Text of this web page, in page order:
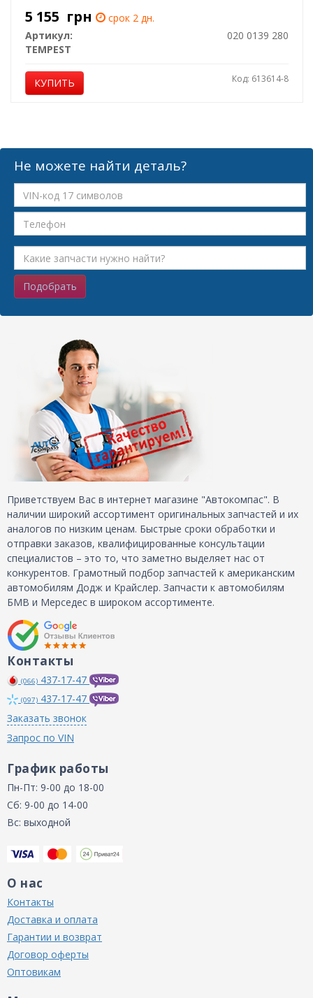
5 155 грн
срок 2 дн.
Артикул:
020 0139 280
TEMPEST
КУПИТЬ Код: 613614-8
Не можете найти деталь?
Подобрать
Приветствуем Вас в интернет магазине "Автокомпас". В
наличии широкий ассортимент оригинальных запчастей и их
аналогов по низким ценам. Быстрые сроки обработки и
отправки заказов, квалифицированные консультации
специалистов – это то, что заметно выделяет нас от
конкурентов. Грамотный подбор запчастей к американским
автомобилям Додж и Крайслер. Запчасти к автомобилям
БМВ и Мерседес в широком ассортименте.
Контакты
(066) 437-17-47
(097) 437-17-47
Заказать звонок
Запрос по VIN
График работы
Пн-Пт: 9-00 до 18-00
Сб: 9-00 до 14-00
Вс: выходной
О нас
Контакты
Доставка и оплата
Гарантии и возврат
Договор оферты
Оптовикам